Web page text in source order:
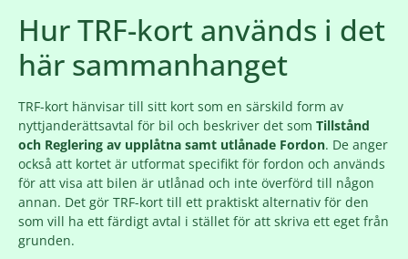
Hur TRF-kort används i det
här sammanhanget
TRF-kort hänvisar till sitt kort som en särskild form av
nyttjanderättsavtal för bil och beskriver det som Tillstånd
och Reglering av upplåtna samt utlånade Fordon. De anger
också att kortet är utformat specifikt för fordon och används
för att visa att bilen är utlånad och inte överförd till någon
annan. Det gör TRF-kort till ett praktiskt alternativ för den
som vill ha ett färdigt avtal i stället för att skriva ett eget från
grunden.